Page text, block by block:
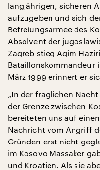
langjährigen, sicheren
aufzugeben und sich
Befreiungsarmee des
Absolvent der
Zagreb stieg Agim
Bataillonskommandeur
März 1999 erinnert er
„In der fraglichen
der Grenze zwischen
bereiteten uns auf
Nachricht vom Angriff
Gründen erst nicht
im Kosovo Massaker
und Kroatien. Als sie